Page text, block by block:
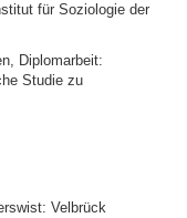
für Soziologie der
Diplomarbeit:
Studie zu
Velbrück